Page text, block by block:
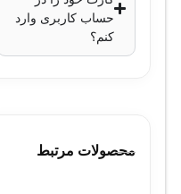
قابلیت تنظیم نور
طریق شبکه)
حساب کاربری وارد
کنم؟
محصولات مرتبط